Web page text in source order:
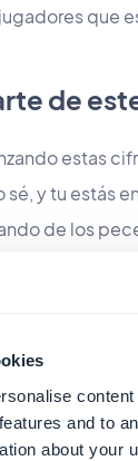
and to
about your
que
de
estas
sé, y tu estás
de los
personas
saber más y